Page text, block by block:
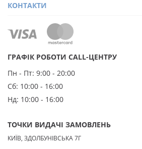
ГРАФІК РОБОТИ CALL-ЦЕНТРУ
Пн - Пт: 9:00 - 20:00
Сб: 10:00 - 16:00
Нд: 10:00 - 16:00
ТОЧКИ ВИДАЧІ ЗАМОВЛЕНЬ
КИЇВ, ЗДОЛБУНІВСЬКА 7Г
КОНТАКТИ